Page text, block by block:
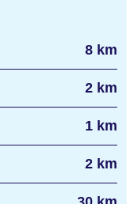
8 km
2 km
1 km
2 km